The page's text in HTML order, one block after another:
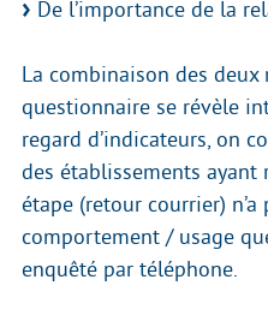
De l’importance de la
La combinaison des deux
questionnaire se révèle
regard d’indicateurs, on
des établissements ayant
étape (retour courrier)
comportement / usage
enquêté par téléphone.